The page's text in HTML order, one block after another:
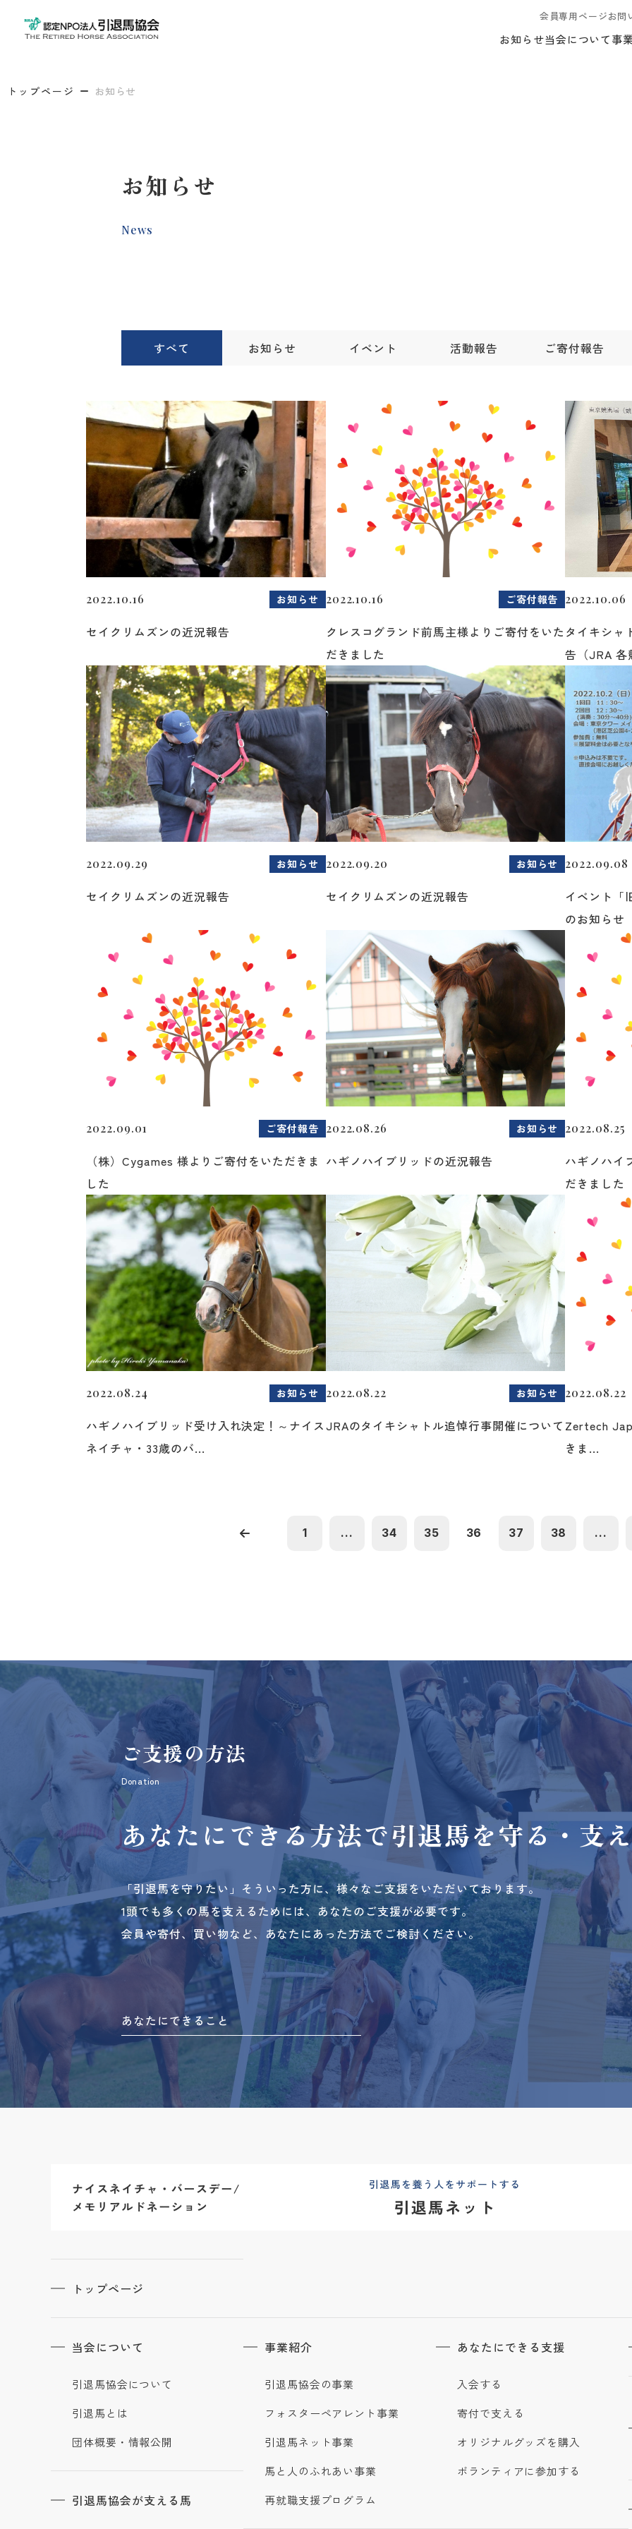
会員専用ページお問
お知らせ当会について事
トップページ お知らせ
お知らせ
News
すべて お知らせ イベント 活動報告 ご寄付報告
2022.10.16 お知らせ
セイクリムズンの近況報告
2022.10.16 ご寄付報告
クレスコグランド前馬主様よりご寄付をいた
だきました
2022.10.06
タイキシ
告（JRA 各
2022.09.29 お知らせ
セイクリムズンの近況報告
2022.09.20 お知らせ
セイクリムズンの近況報告
2022.09.08
イベント「
のお知らせ
2022.09.01 ご寄付報告
（株）Cygames 様よりご寄付をいただきま
した
2022.08.26 お知らせ
ハギノハイブリッドの近況報告
2022.08.25
ハギノハイ
だきました
2022.08.24 お知らせ
ハギノハイブリッド受け入れ決定！～ナイス
ネイチャ・33歳のバ...
2022.08.22 お知らせ
JRAのタイキシャトル追悼行事開催について
2022.08.22
Zertech
きま...
1 ... 34 35 36 37 38 ...
ご支援の方法
Donation
あなたにできる方法で引退馬を守る・支
「引退馬を守りたい」そういった方に、様々なご支援をいただいております。
1頭でも多くの馬を支えるためには、あなたのご支援が必要です。
会員や寄付、買い物など、あなたにあった方法でご検討ください。
あなたにできること
トップページ
当会について
引退馬協会について
引退馬とは
団体概要・情報公開
引退馬協会が支える馬
事業紹介
引退馬協会の事業
フォスターペアレント事業
引退馬ネット事業
馬と人のふれあい事業
再就職支援プログラム
あなたにできる支援
入会する
寄付で支える
オリジナルグッズを購入
ボランティアに参加する